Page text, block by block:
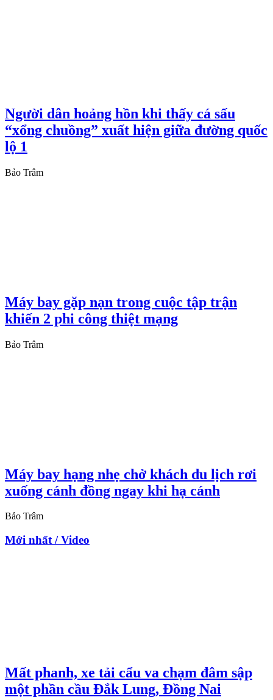
Người dân hoảng hồn khi thấy cá sấu
“xổng chuồng” xuất hiện giữa đường quốc
lộ 1
Bảo Trâm
Máy bay gặp nạn trong cuộc tập trận
khiến 2 phi công thiệt mạng
Bảo Trâm
Máy bay hạng nhẹ chở khách du lịch rơi
xuống cánh đồng ngay khi hạ cánh
Bảo Trâm
Mới nhất / Video
Mất phanh, xe tải cẩu va chạm đâm sập
một phần cầu Đắk Lung, Đồng Nai